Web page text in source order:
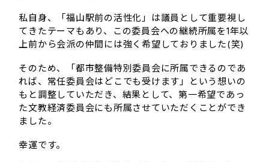
私自身、「福山駅前の活性化」は議員として重要視し
てきたテーマもあり、この委員会への継続所属を1年以
上前から会派の仲間には強く希望しておりました(笑)
そのため、「都市整備特別委員会に所属できるのであ
れば、常任委員会はどこでも受けます」という想いの
もと調整していただき、結果として、第一希望であっ
た文教経済委員会にも所属させていただくことができ
ました。
幸運です。